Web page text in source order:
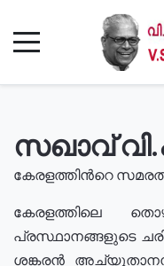
സഖാവ്
കേരളത്തിൻറെ
കേരളത്തിലെ
പ്രസ്ഥാനങ്ങളുടെ
ശങ്കരൻ